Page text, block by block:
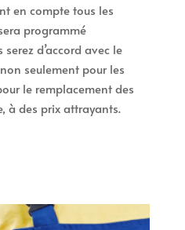
en compte tous les
programmé
d’accord avec le
seulement pour les
le remplacement des
à des prix attrayants.